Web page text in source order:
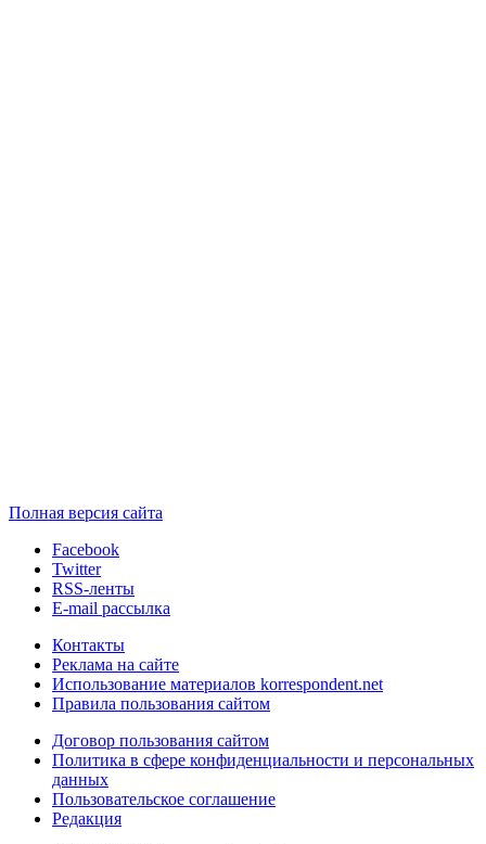
Полная версия сайта
Facebook
Twitter
RSS-ленты
E-mail рассылка
Контакты
Реклама на сайте
Использование материалов korrespondent.net
Правила пользования сайтом
Договор пользования сайтом
Политика в сфере конфиденциальности и персональных
данных
Пользовательское соглашение
Редакция